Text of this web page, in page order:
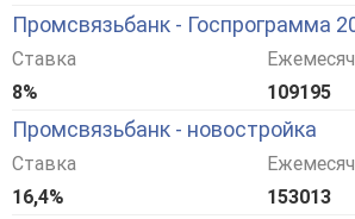
Промсвязьбанк - Госпрограмма
Ставка
8%
109195
Промсвязьбанк - новостройка
Ставка
16,4%
153013